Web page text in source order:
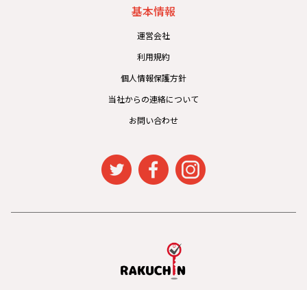
基本情報
運営会社
利用規約
個人情報保護方針
当社からの連絡について
お問い合わせ